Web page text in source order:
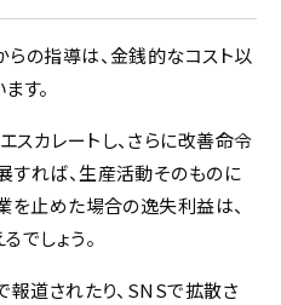
の指導は、金銭的なコスト以
す。
カレートし、さらに改善命令
すれば、生産活動そのものに
を止めた場合の逸失利益は、
でしょう。
報道されたり、SNSで拡散さ